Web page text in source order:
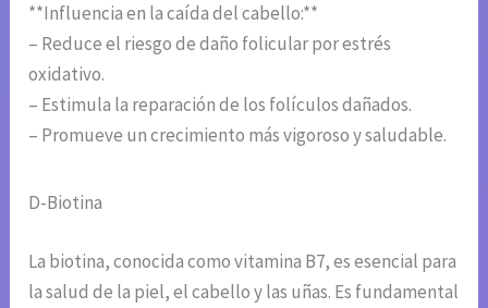
**Influencia en la caída del cabello:**
– Reduce el riesgo de daño folicular por estrés
oxidativo.
– Estimula la reparación de los folículos dañados.
– Promueve un crecimiento más vigoroso y saludable.
D-Biotina
La biotina, conocida como vitamina B7, es esencial para
la salud de la piel, el cabello y las uñas. Es fundamental